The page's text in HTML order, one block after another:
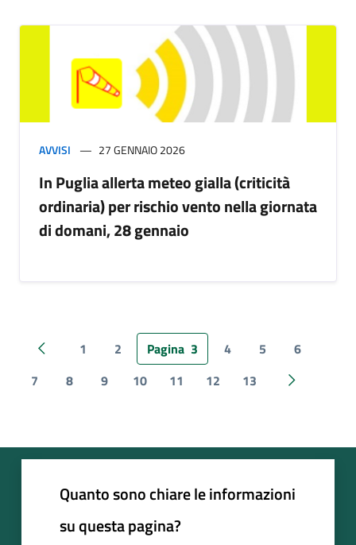
AVVISI 27 GENNAIO 2026
In Puglia allerta meteo gialla (criticità
ordinaria) per rischio vento nella giornata
di domani, 28 gennaio
Pagina precedente
1 2 Pagina 3 4 5
6
7
8 9 10 11 12 13 Pagina
Quanto sono chiare le informazioni
su questa pagina?